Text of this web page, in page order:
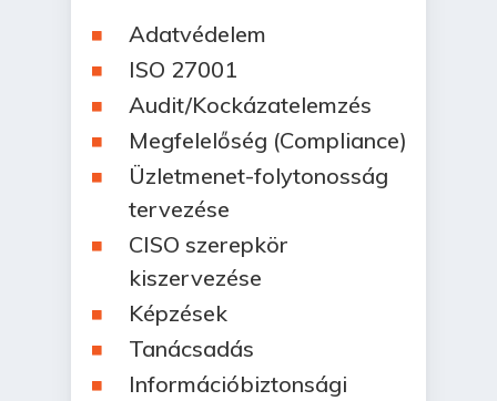
Adatvédelem
ISO 27001
Audit/Kockázatelemzés
Megfelelőség (Compliance)
Üzletmenet-folytonosság
tervezése
CISO szerepkör
kiszervezése
Képzések
Tanácsadás
Információbiztonsági